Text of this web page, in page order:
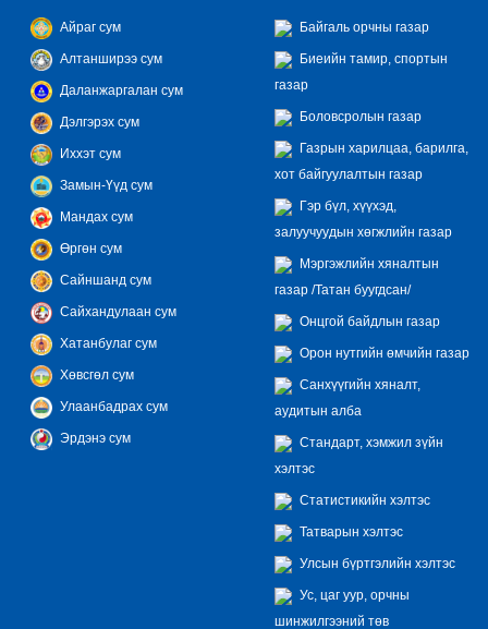
Айраг сум
Алтанширээ сум
Даланжаргалан сум
Дэлгэрэх сум
Иххэт сум
Замын-Үүд сум
Мандах сум
Өргөн сум
Сайншанд сум
Сайхандулаан сум
Хатанбулаг сум
Хөвсгөл сум
Улаанбадрах сум
Эрдэнэ сум
Байгаль орчны газар
Биеийн тамир, спортын
газар
Боловсролын газар
Газрын харилцаа, барилга,
хот байгуулалтын газар
Гэр бүл, хүүхэд,
залуучуудын хөгжлийн газар
Мэргэжлийн хяналтын
газар /Татан буугдсан/
Онцгой байдлын газар
Орон нутгийн өмчийн газар
Санхүүгийн хяналт,
аудитын алба
Стандарт, хэмжил зүйн
хэлтэс
Статистикийн хэлтэс
Татварын хэлтэс
Улсын бүртгэлийн хэлтэс
Ус, цаг уур, орчны
шинжилгээний төв